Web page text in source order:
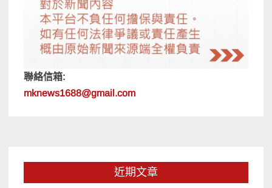
聯絡信箱:
mknews1688@gmail.com
近期文章